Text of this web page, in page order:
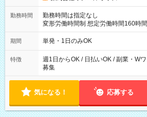
勤務時間
勤務時間は指定なし
変形労働時間制 想定労働時間160時間/月 【シフト例】 ・8
～21：00
期間 単発・1日のみOK
特徴
週1日からOK / 日払いOK / 副業・W
募集
気になる！ 応募する